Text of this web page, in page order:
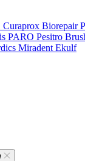
Curaprox Biorepair
PARO Pesitro
Miradent Ekulf